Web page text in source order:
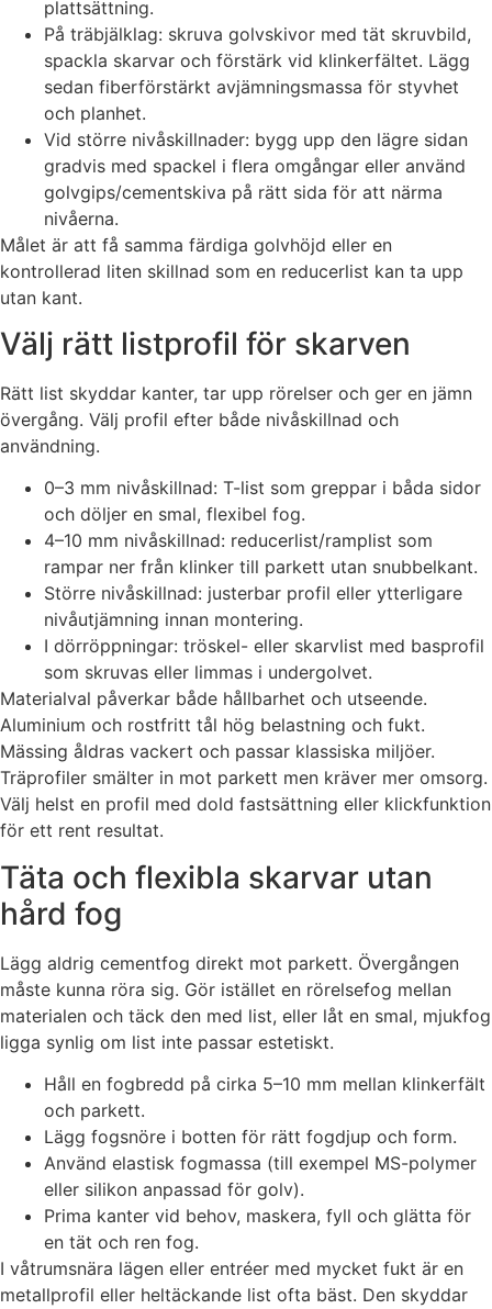
plattsättning.
På träbjälklag: skruva golvskivor med tät skruvbild,
spackla skarvar och förstärk vid klinkerfältet. Lägg
sedan fiberförstärkt avjämningsmassa för styvhet
och planhet.
Vid större nivåskillnader: bygg upp den lägre sidan
gradvis med spackel i flera omgångar eller använd
golvgips/cementskiva på rätt sida för att närma
nivåerna.
Målet är att få samma färdiga golvhöjd eller en
kontrollerad liten skillnad som en reducerlist kan ta upp
utan kant.
Välj rätt listprofil för skarven
Rätt list skyddar kanter, tar upp rörelser och ger en jämn
övergång. Välj profil efter både nivåskillnad och
användning.
0–3 mm nivåskillnad: T-list som greppar i båda sidor
och döljer en smal, flexibel fog.
4–10 mm nivåskillnad: reducerlist/ramplist som
rampar ner från klinker till parkett utan snubbelkant.
Större nivåskillnad: justerbar profil eller ytterligare
nivåutjämning innan montering.
I dörröppningar: tröskel- eller skarvlist med basprofil
som skruvas eller limmas i undergolvet.
Materialval påverkar både hållbarhet och utseende.
Aluminium och rostfritt tål hög belastning och fukt.
Mässing åldras vackert och passar klassiska miljöer.
Träprofiler smälter in mot parkett men kräver mer omsorg.
Välj helst en profil med dold fastsättning eller klickfunktion
för ett rent resultat.
Täta och flexibla skarvar utan
hård fog
Lägg aldrig cementfog direkt mot parkett. Övergången
måste kunna röra sig. Gör istället en rörelsefog mellan
materialen och täck den med list, eller låt en smal, mjukfog
ligga synlig om list inte passar estetiskt.
Håll en fogbredd på cirka 5–10 mm mellan klinkerfält
och parkett.
Lägg fogsnöre i botten för rätt fogdjup och form.
Använd elastisk fogmassa (till exempel MS-polymer
eller silikon anpassad för golv).
Prima kanter vid behov, maskera, fyll och glätta för
en tät och ren fog.
I våtrumsnära lägen eller entréer med mycket fukt är en
metallprofil eller heltäckande list ofta bäst. Den skyddar